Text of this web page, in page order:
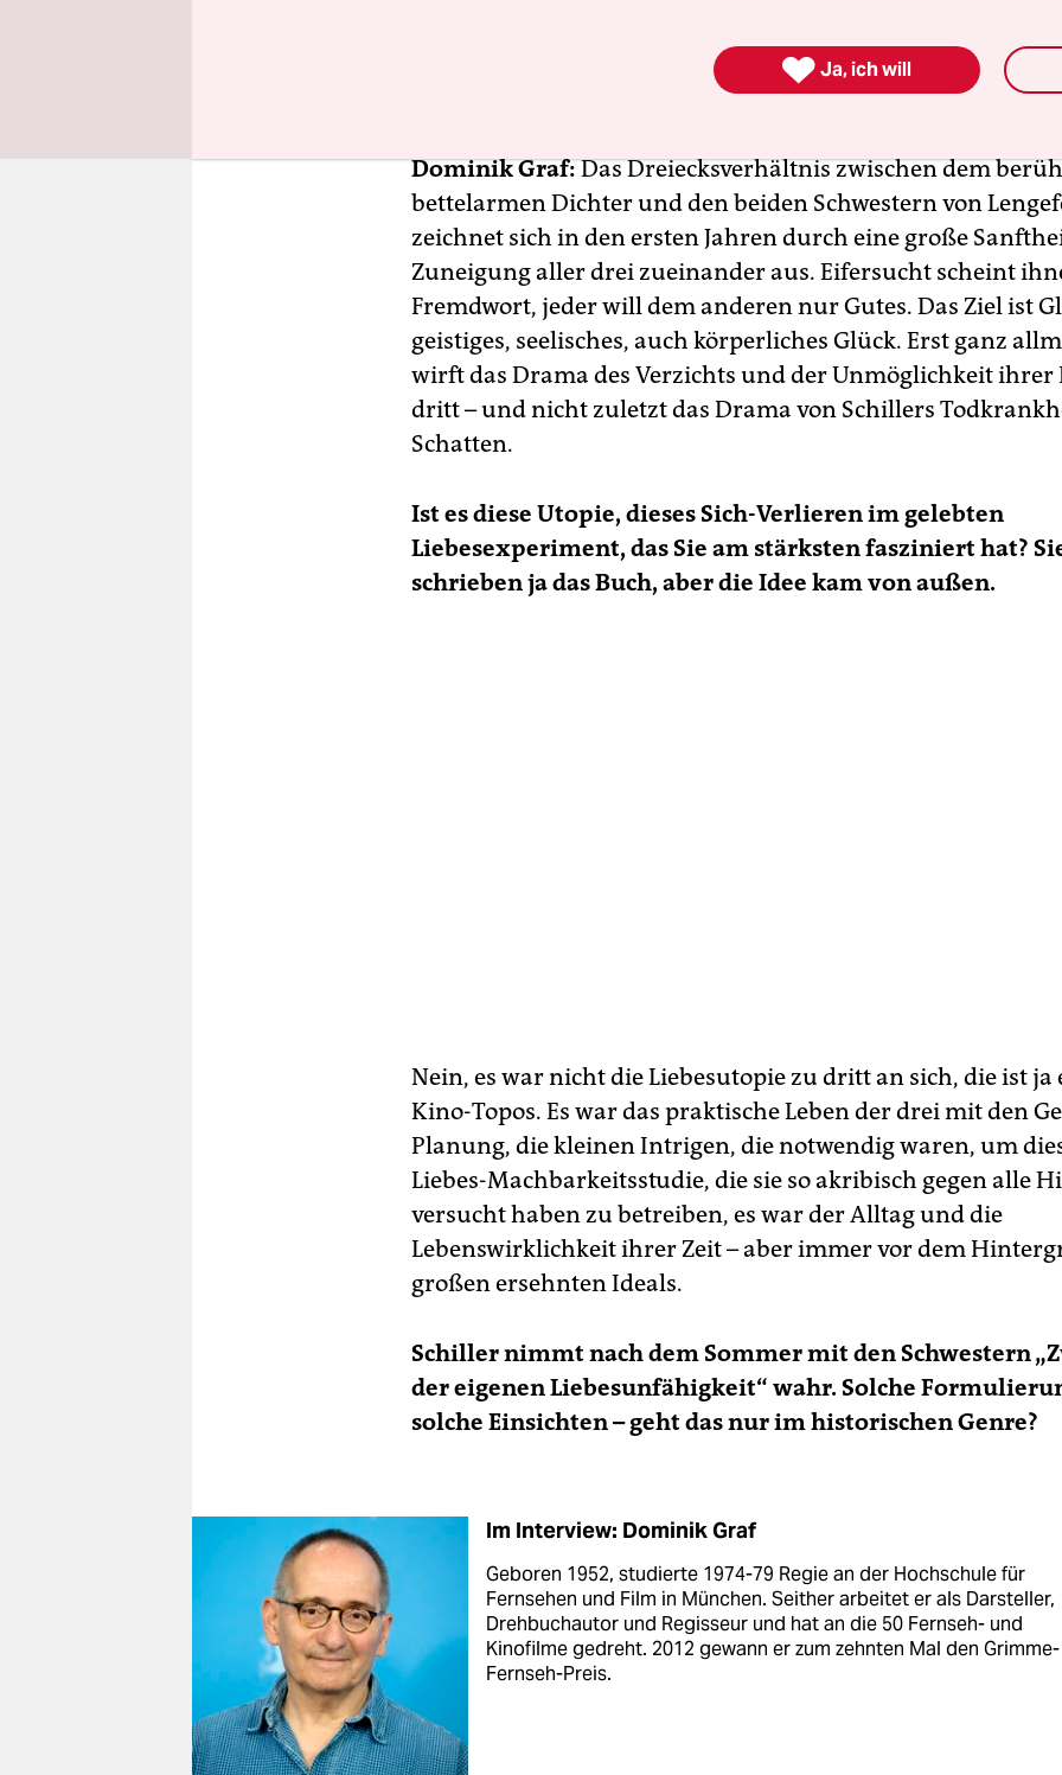
inszenieren: Was heißt und zu welchem Ende lebt man
Dominik Graf:Das Dreiecksverhältnis zwischen dem
bettelarmen Dichter und den beiden Schwestern von
zeichnet sich in den ersten Jahren durch eine große
Zuneigung aller drei zueinander aus. Eifersucht scheint
Fremdwort, jeder will dem anderen nur Gutes. Das Ziel ist
geistiges, seelisches, auch körperliches Glück. Erst ganz
wirft das Drama des Verzichts und der Unmöglichkeit ihrer
dritt – und nicht zuletzt das Drama von Schillers
Schatten.
Ist es diese Utopie, dieses Sich-Verlieren im gelebten
Liebesexperiment, das Sie am stärksten fasziniert hat?
schrieben ja das Buch, aber die Idee kam von außen.
Nein, es war nicht die Liebesutopie zu dritt an sich, die ist
Kino-Topos. Es war das praktische Leben der drei mit den
Planung, die kleinen Intrigen, die notwendig waren, um
Liebes-Machbarkeitsstudie, die sie so akribisch gegen alle
versucht haben zu betreiben, es war der Alltag und die
Lebenswirklichkeit ihrer Zeit – aber immer vor dem
großen ersehnten Ideals.
Schiller nimmt nach dem Sommer mit den Schwestern
der eigenen Liebesunfähigkeit“ wahr. Solche
solche Einsichten – geht das nur im historischen Genre?
Im Interview: Dominik Graf
Geboren 1952, studierte 1974-79 Regie an der Hochschule für
Fernsehen und Film in München. Seither arbeitet er als Darsteller,
Drehbuchautor und Regisseur und hat an die 50 Fernseh- und
Kinofilme gedreht. 2012 gewann er zum zehnten Mal den Grimme-
Fernseh-Preis.
 Ja, ich will